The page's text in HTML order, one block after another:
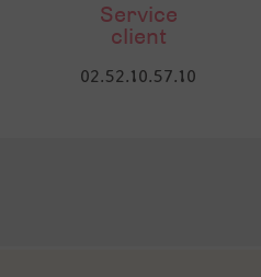
Service
client
02.52.10.57.10